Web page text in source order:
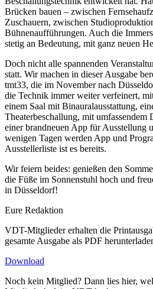
Brücken bauen – zwischen
Zuschauern, zwischen
Bühnenaufführungen. Auch die
stetig an Bedeutung, mit ganz neuen
Doch nicht alle spannenden
statt. Wir machen in dieser Ausgabe
tmt33, die im November nach
die Technik immer weiter verfeinert,
einem Saal mit Binauralausstattung,
Theaterbeschallung, mit
einer brandneuen App für Ausstellung
wenigen Tagen werden App und
Ausstellerliste ist es bereits.
Wir feiern beides: genießen den
die Füße im Sonnenstuhl hoch und
in Düsseldorf!
Eure Redaktion
VDT-Mitglieder erhalten die
gesamte Ausgabe als PDF
Download
Noch kein Mitglied? Dann lies hier,